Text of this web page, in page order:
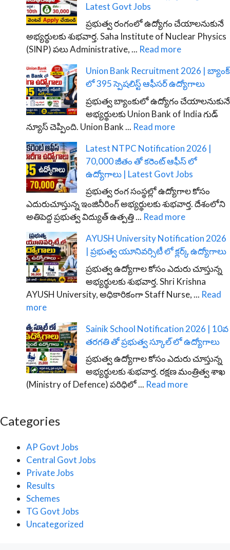
Latest Govt Jobs
ప్రభుత్వ రంగంలో ఉద్యోగం చేయాలనుకునే
అభ్యర్థులకు శుభవార్త. Saha Institute of Nuclear Physics
(SINP) పలు Administrative, ... Read more
Union Bank Recruitment 2026 | బ్యాంక్
లో 395 స్పెషలిస్ట్ ఆఫీసర్ ఉద్యోగాలు
ప్రభుత్వ బ్యాంకులో ఉద్యోగం చేయాలనుకునే
అభ్యర్థులకు Union Bank of India గుడ్
న్యూస్ చెప్పింది. Union Bank ... Read more
Latest NTPC Notification 2026 |
70,000 జీతం తో కరెంట్ ఆఫీస్ లో
ఉద్యోగాలు | Latest Govt Jobs
ప్రభుత్వ రంగ సంస్థల్లో ఉద్యోగాల కోసం
ఎదురుచూస్తున్న ఇంజినీరింగ్ అభ్యర్థులకు శుభవార్త. దేశంలోని
అతిపెద్ద ప్రభుత్వ విద్యుత్ ఉత్పత్తి ... Read more
AYUSH University Notification 2026
| ప్రభుత్వ యూనివర్సిటీ లో క్లర్క్ ఉద్యోగాలు
ప్రభుత్వ ఉద్యోగాల కోసం ఎదురు చూస్తున్న
అభ్యర్థులకు శుభవార్త. Shri Krishna
AYUSH University, అధికారికంగా Staff Nurse, ... Read
more
Sainik School Notification 2026 | 10వ
తరగతి తో ప్రభుత్వ స్కూల్ లో ఉద్యోగాలు
ప్రభుత్వ ఉద్యోగాల కోసం ఎదురు చూస్తున్న
అభ్యర్థులకు శుభవార్త. రక్షణ మంత్రిత్వ శాఖ
(Ministry of Defence) పరిధిలో ... Read more
Categories
AP Govt Jobs
Central Govt Jobs
Private Jobs
Results
Schemes
TG Govt Jobs
Uncategorized